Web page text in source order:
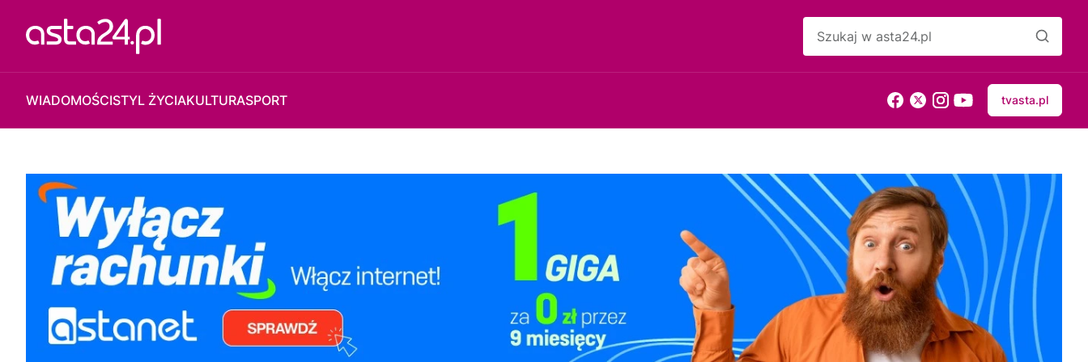
WIADOMOŚCISTYL ŻYCIAKULTURASPORT tvasta.pl